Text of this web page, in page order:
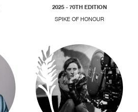
2025 - 70TH EDITION
SPIKE OF HONOUR